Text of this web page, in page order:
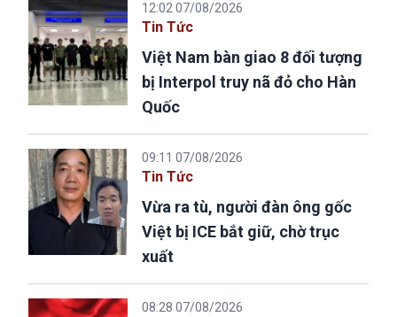
12:02 07/08/2026
Tin Tức
Việt Nam bàn giao 8 đối tượng
bị Interpol truy nã đỏ cho Hàn
Quốc
09:11 07/08/2026
Tin Tức
Vừa ra tù, người đàn ông gốc
Việt bị ICE bắt giữ, chờ trục
xuất
08:28 07/08/2026